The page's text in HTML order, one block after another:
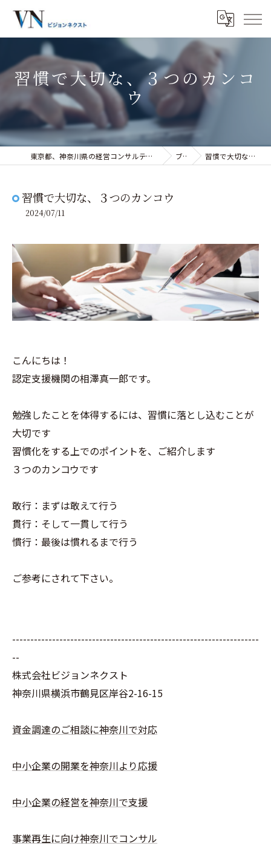
習慣で大切な、３つのカンコ
ウ
東京都、神奈川県の経営コンサルティングなら株式会社ビジョンネクスト ブログ 習慣で大切な、３つのカンコウ
習慣で大切な、３つのカンコウ
2024/07/11
こんにちは！
認定支援機関の相澤真一郎です。
勉強したことを体得するには、習慣に落とし込むことが
大切です
習慣化をする上でのポイントを、ご紹介します
３つのカンコウです
敢行：まずは敢えて行う
貫行：そして一貫して行う
慣行：最後は慣れるまで行う
ご参考にされて下さい。
--------------------------------------------------------------------
--
株式会社ビジョンネクスト
神奈川県横浜市鶴見区岸谷2-16-15
資金調達のご相談に神奈川で対応
中小企業の開業を神奈川より応援
中小企業の経営を神奈川で支援
事業再生に向け神奈川でコンサル